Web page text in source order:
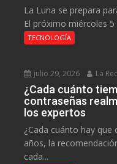
La Luna se prepara
El próximo miércoles
TECNOLOGÍA
julio 29, 2026 La
¿Cada cuánto
contraseñas
los expertos
¿Cada cuánto hay que
años, la
cada...